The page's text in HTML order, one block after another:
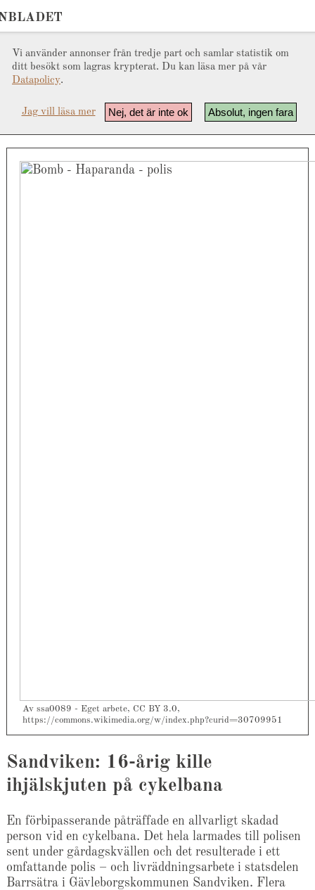
Vi använder annonser från tredje part och samlar statistik om
ditt besökt som lagras krypterat. Du kan läsa mer på vår
Datapolicy.
Absolut, ingen fara
Nej, det är inte ok
Jag vill läsa mer
Av ssa0089 - Eget arbete, CC BY 3.0,
https://commons.wikimedia.org/w/index.php?curid=30709951
Sandviken: 16-årig kille
ihjälskjuten på cykelbana
En förbipasserande påträffade en allvarligt skadad
person vid en cykelbana. Det hela larmades till polisen
sent under gårdagskvällen och det resulterade i ett
omfattande polis – och livräddningsarbete i statsdelen
Barrsätra i Gävleborgskommunen Sandviken. Flera